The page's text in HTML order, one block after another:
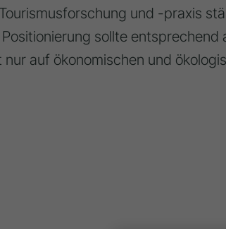
und -praxis
sollte entsprechend
auf ökonomischen und